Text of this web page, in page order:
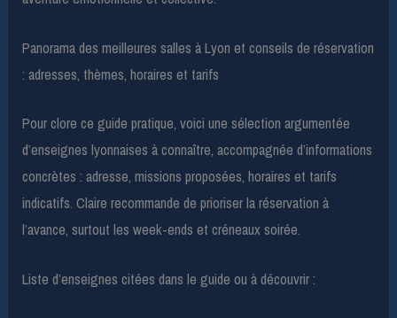
Panorama des meilleures salles à Lyon et conseils de réservation
: adresses, thèmes, horaires et tarifs
Pour clore ce guide pratique, voici une sélection argumentée
d’enseignes lyonnaises à connaître, accompagnée d’informations
concrètes : adresse, missions proposées, horaires et tarifs
indicatifs. Claire recommande de prioriser la réservation à
l’avance, surtout les week-ends et créneaux soirée.
Liste d’enseignes citées dans le guide ou à découvrir :